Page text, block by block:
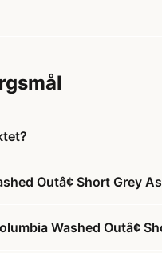
Outâ¢ Short Grey
Washed Outâ¢